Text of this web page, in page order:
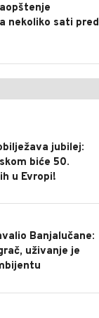
nekoliko sati pred
jubilej:
biće 50.
u Evropi!
Banjalučane:
uživanje je